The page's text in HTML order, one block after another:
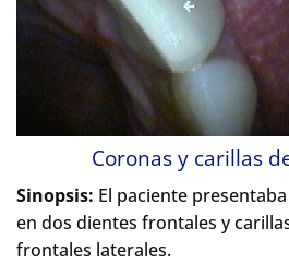
Coronas y carillas
Sinopsis: El paciente
en dos dientes frontales y
frontales laterales.